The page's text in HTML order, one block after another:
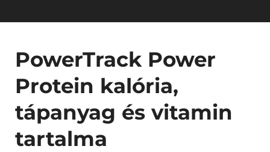
PowerTrack Power
Protein kalória,
tápanyag és vitamin
tartalma